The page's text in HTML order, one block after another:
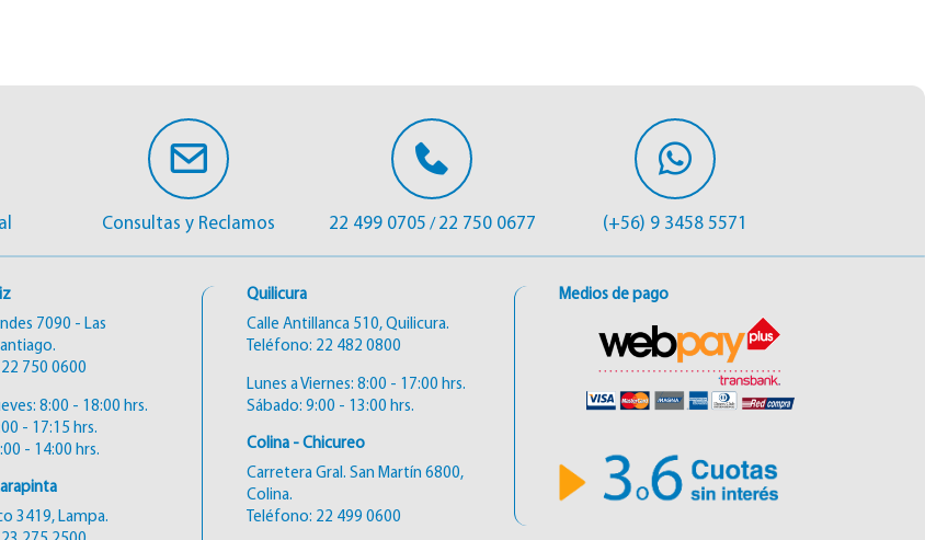
Consultas y Reclamos 22 499 0705 / 22 750 0677 (+56) 9 3458 5571
7090 - Las
22 750 0600
8:00 - 18:00 hrs.
- 17:15 hrs.
- 14:00 hrs.
3419, Lampa.
Quilicura
Calle Antillanca 510, Quilicura.
Teléfono: 22 482 0800
Lunes a Viernes: 8:00 - 17:00 hrs.
Sábado: 9:00 - 13:00 hrs.
Colina - Chicureo
Carretera Gral. San Martín 6800,
Colina.
Teléfono: 22 499 0600
Medios de pago